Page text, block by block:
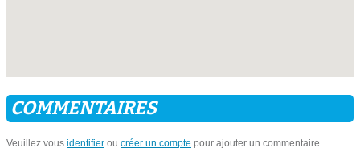
COMMENTAIRES
Veuillez vous identifier ou créer un compte pour ajouter un commentaire.